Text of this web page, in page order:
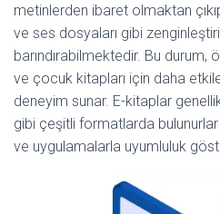
metinlerden ibaret olmaktan
ve ses dosyaları gibi
barındırabilmektedir. Bu
ve çocuk kitapları için daha
deneyim sunar. E-kitaplar
gibi çeşitli formatlarda
ve uygulamalarla uyumluluk